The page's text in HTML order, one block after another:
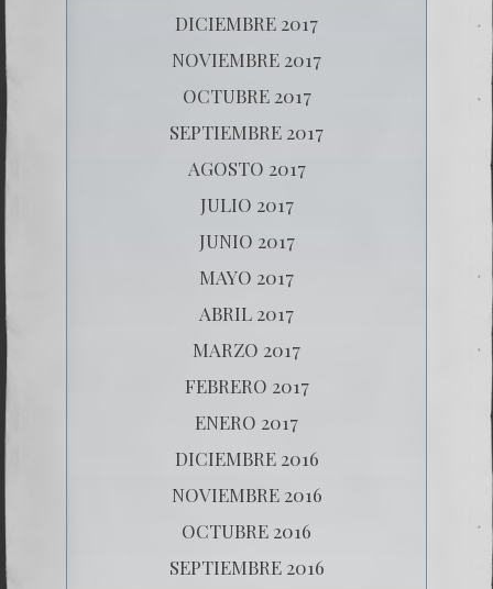
DICIEMBRE 2017
NOVIEMBRE 2017
OCTUBRE 2017
SEPTIEMBRE 2017
AGOSTO 2017
JULIO 2017
JUNIO 2017
MAYO 2017
ABRIL 2017
MARZO 2017
FEBRERO 2017
ENERO 2017
DICIEMBRE 2016
NOVIEMBRE 2016
OCTUBRE 2016
SEPTIEMBRE 2016